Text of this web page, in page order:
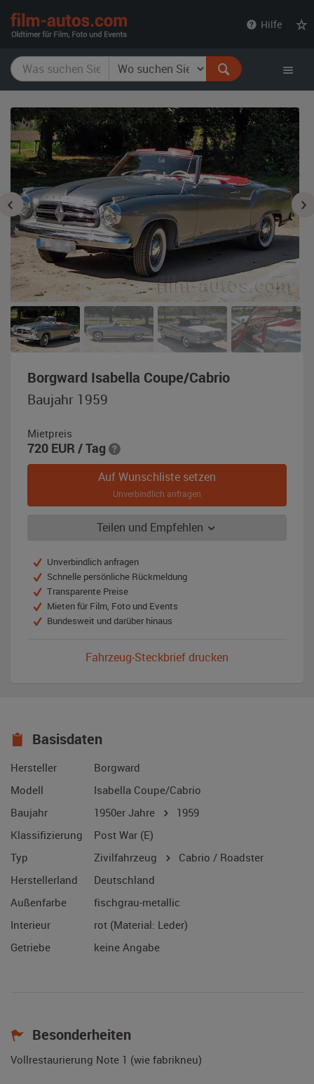
Hilfe
Borgward Isabella Coupe/Cabrio,
Baujahr 1959
Mietpreis
720 EUR / Tag
Auf Wunschliste setzen
Unverbindlich anfragen
Teilen und Empfehlen
Unverbindlich anfragen
Schnelle persönliche Rückmeldung
Transparente Preise
Mieten für Film, Foto und Events
Bundesweit und darüber hinaus
Fahrzeug-Steckbrief drucken
Basisdaten
Hersteller
Borgward
Modell
Isabella Coupe/Cabrio
Baujahr
1950er Jahre
1959
Klassifizierung
Post War (E)
Typ
Zivilfahrzeug
Cabrio / Roadster
Herstellerland
Deutschland
Außenfarbe
fischgrau-metallic
Interieur
rot (Material: Leder)
Getriebe
keine Angabe
Besonderheiten
Vollrestaurierung Note 1 (wie fabrikneu)